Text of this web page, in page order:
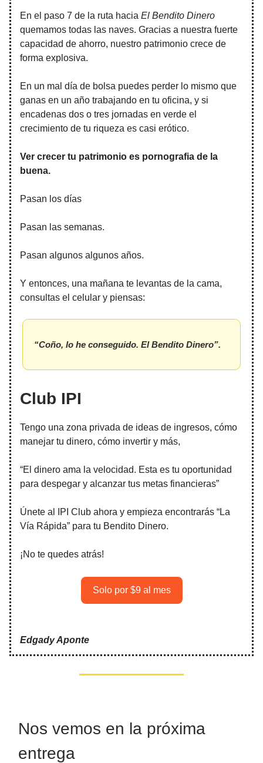
En el paso 7 de la ruta hacia El Bendito Dinero
quemamos todas las naves. Gracias a nuestra fuerte
capacidad de ahorro, nuestro patrimonio crece de
forma explosiva.
En un mal día de bolsa puedes perder lo mismo que
ganas en un año trabajando en tu oficina, y si
encadenas dos o tres jornadas en verde el
crecimiento de tu riqueza es casi erótico.
Ver crecer tu patrimonio es pornografia de la
buena.
Pasan los días
Pasan las semanas.
Pasan algunos algunos años.
Y entonces, una mañana te levantas de la cama,
consultas el celular y piensas:
“Coño, lo he conseguido. El Bendito Dinero”.
Club IPI
Tengo una zona privada de ideas de ingresos, cómo
manejar tu dinero, cómo invertir y más,
“El dinero ama la velocidad. Esta es tu oportunidad
para despegar y alcanzar tus metas financieras”
Únete al IPI Club ahora y empieza encontrarás “La
Vía Rápida” para tu Bendito Dinero.
¡No te quedes atrás!
Solo por $9 al mes
Edgady Aponte
Nos vemos en la próxima
entrega